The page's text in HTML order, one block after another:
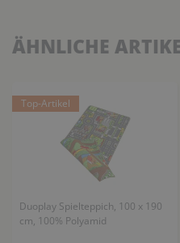
ÄHNLICHE
Top-Artikel
Duoplay Spielteppich, 100 x 190
cm, 100% Polyamid